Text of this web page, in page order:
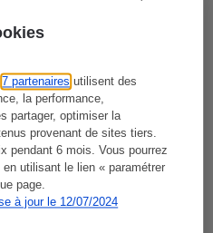
7 partenaires utilisent des
la performance,
partager, optimiser la
provenant de sites tiers.
pendant 6 mois. Vous pourrez
utilisant le lien « paramétrer
page.
à jour le 12/07/2024
déchet CoffeeB (vidéo)